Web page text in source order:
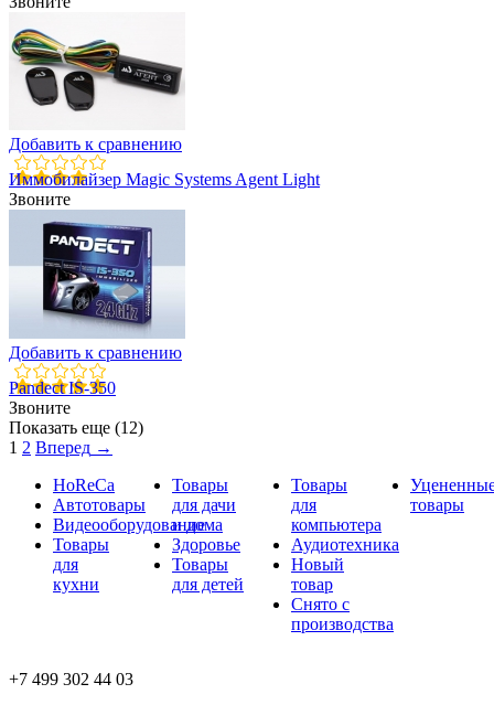
Добавить к сравнению
Иммобилайзер Magic Systems Agent Light
Звоните
Добавить к сравнению
Pandect IS-350
Звоните
Показать еще (12)
1 2 Вперед →
HoReCa
Автотовары
Видеооборудование
Товары
для
кухни
Товары
для дачи
и дома
Здоровье
Товары
для детей
Товары
для
компьютера
Аудиотехника
Новый
товар
Снято с
производства
товары
+7 499 302 44 03